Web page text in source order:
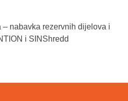
nabavka rezervnih dijelova i
i SINShredd